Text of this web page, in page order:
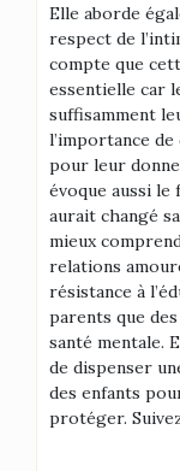
Elle aborde
respect de
compte que
essentielle car
suffisamment
l’importance
pour leur
évoque aussi
aurait changé
mieux
relations
résistance à
parents que
santé mentale.
de dispenser
des enfants
protéger.